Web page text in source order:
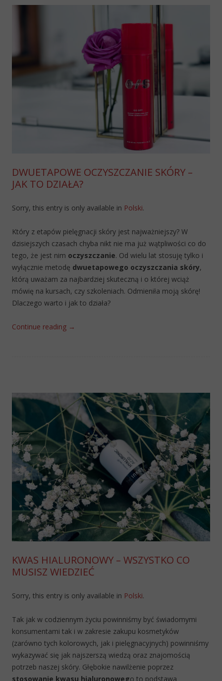
DWUETAPOWE OCZYSZCZANIE SKÓRY –
JAK TO DZIAŁA?
Sorry, this entry is only available in Polski.
Który z etapów pielęgnacji skóry jest najważniejszy? W
dzisiejszych czasach chyba nikt nie ma już wątpliwości co do
tego, że jest nim oczyszczanie. Od wielu lat stosuję tylko i
wyłącznie metodę dwuetapowego oczyszczania skóry,
którą uważam za najbardziej skuteczną i o której wciąż
mówię na kursach, czy szkoleniach. Odmieniła moją skórę!
Dlaczego warto i jak to działa?
Continue reading →
KWAS HIALURONOWY – WSZYSTKO CO
MUSISZ WIEDZIEĆ
Sorry, this entry is only available in Polski.
Tak jak w codziennym życiu powinniśmy być świadomymi
konsumentami tak i w zakresie zakupu kosmetyków
(zarówno tych kolorowych, jak i pielęgnacyjnych) powinniśmy
wykazywać się jak najszerszą wiedzą oraz znajomością
potrzeb naszej skóry. Głębokie nawilżenie poprzez
stosowanie kwasu hialuronowego to podstawa